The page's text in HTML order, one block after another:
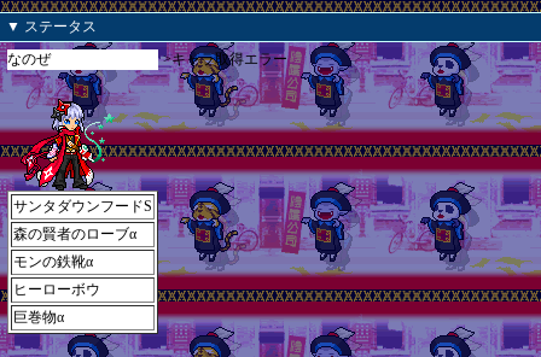
▼ ステータス
なのぜ
サンタダウンフードS
森の賢者のローブα
モンの鉄靴α
ヒーローボウ
巨巻物α
>キャラ取得エラー